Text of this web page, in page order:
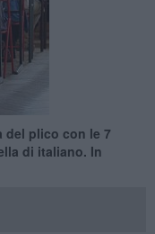
del plico con le 7
di italiano. In